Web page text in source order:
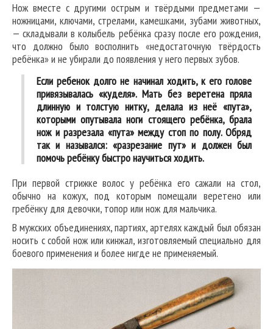
Нож вместе с другими острым и твёрдыми предметами —
ножницами, ключами, стрелами, камешками, зубами животных,
— складывали в колыбель ребёнка сразу после его рождения,
что должно было восполнить «недостаточную твёрдость
ребёнка» и не убирали до появления у него первых зубов.
Если ребенок долго не начинал ходить, к его голове
привязывалась «куделя». Мать без веретена пряла
длинную и толстую нитку, делала из неё «пута»,
которыми опутывала ноги стоящего ребёнка, брала
нож и разрезала «пута» между стоп по полу. Обряд
так и назывался: «разрезание пут» и должен был
помочь ребёнку быстро научиться ходить.
При первой стрижке волос у ребёнка его сажали на стол,
обычно на кожух, под которым помещали веретено или
гребёнку для девочки, топор или нож для мальчика.
В мужских объединениях, партиях, артелях каждый был обязан
носить с собой нож или кинжал, изготовляемый специально для
боевого применения и более нигде не применяемый.